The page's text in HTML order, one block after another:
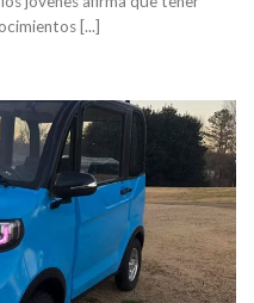
[...]